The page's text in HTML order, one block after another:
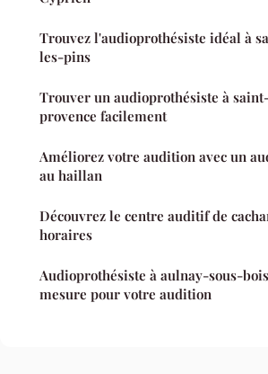
Trouvez l'audioprothésiste idéal à
les-pins
Trouver un audioprothésiste à
provence facilement
Améliorez votre audition avec un
au haillan
Découvrez le centre auditif de
horaires
Audioprothésiste à aulnay-sous-
mesure pour votre audition